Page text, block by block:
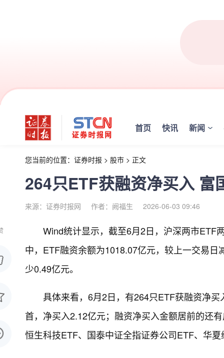
首页 快讯 新闻
您当前的位置： 证券时报 > 股市 > 正文
264只ETF获融资净买入 富
来源：证券时报网 作者：阙福生 2026-06-03 09:46
Wind统计显示，截至6月2日，沪深两市ETF
中，ETF融资余额为1018.07亿元，较上一交易
少0.49亿元。
具体来看，6月2日，有264只ETF获融资净
首，净买入2.12亿元；融资净买入金额居前的还
恒生科技ETF、国泰中证全指证券公司ETF、华